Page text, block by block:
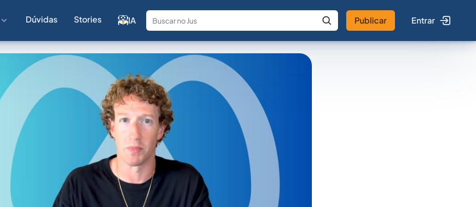
Dúvidas Stories IA
Fale com a IA Buscar no Jus
Publicar Entrar